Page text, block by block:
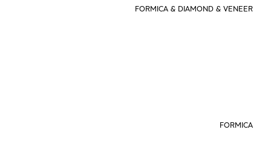
FORMICA & DIAMOND & VENEER
FORMICA